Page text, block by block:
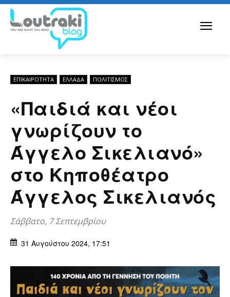
ΕΠΙΚΑΙΡΟΤΗΤΑ ΕΛΛΆΔΑ ΠΟΛΙΤΙΣΜΟΣ
«Παιδιά και νέοι
γνωρίζουν το
Άγγελο Σικελιανό»
στο Κηποθέατρο
Άγγελος Σικελιανός
Σάββατο, 7 Σεπτεμβρίου
31 Αυγούστου 2024, 17:51